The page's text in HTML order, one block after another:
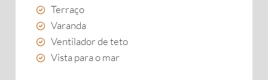
Terraço
Varanda
Ventilador de teto
Vista para o mar